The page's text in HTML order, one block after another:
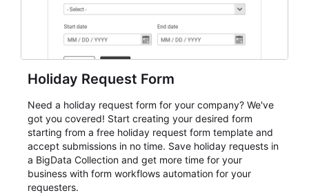
Holiday Request Form
Need a holiday request form for your company? We've
got you covered! Start creating your desired form
starting from a free holiday request form template and
accept submissions in no time. Save holiday requests in
a BigData Collection and get more time for your
business with form workflows automation for your
requesters.